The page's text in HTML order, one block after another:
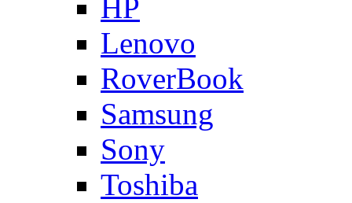
HP
Lenovo
RoverBook
Samsung
Sony
Toshiba